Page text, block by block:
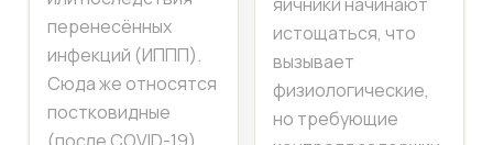
перенесённых
инфекций (ИППП).
Сюда же относятся
постковидные
истощаться, что
вызывает
физиологические,
но требующие